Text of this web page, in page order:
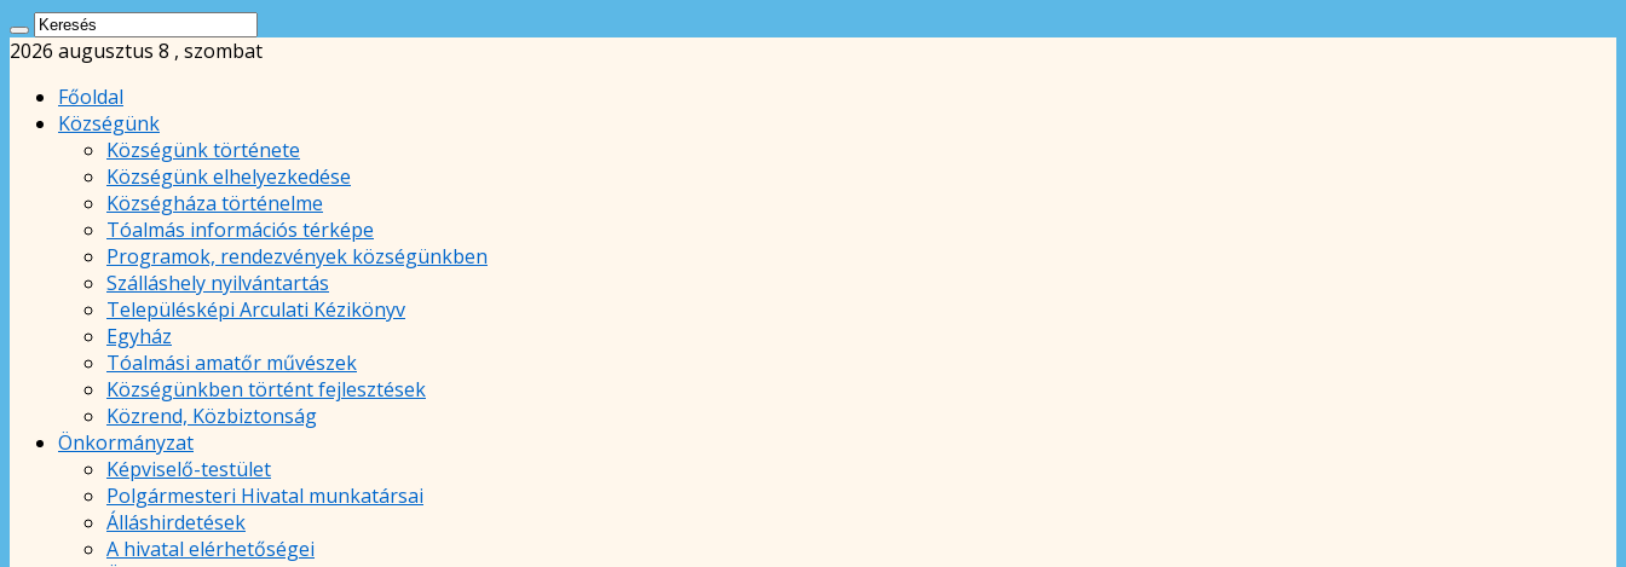
2026 augusztus 8 , szombat
Főoldal
Községünk
Községünk története
Községünk elhelyezkedése
Községháza történelme
Tóalmás információs térképe
Programok, rendezvények községünkben
Szálláshely nyilvántartás
Településképi Arculati Kézikönyv
Egyház
Tóalmási amatőr művészek
Községünkben történt fejlesztések
Közrend, Közbiztonság
Önkormányzat
Képviselő-testület
Polgármesteri Hivatal munkatársai
Álláshirdetések
A hivatal elérhetőségei